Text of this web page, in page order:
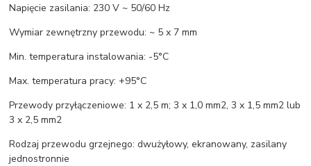
Napięcie zasilania: 230 V ~ 50/60 Hz
Wymiar zewnętrzny przewodu: ~ 5 x 7 mm
Min. temperatura instalowania: -5°C
Max. temperatura pracy: +95°C
Przewody przyłączeniowe: 1 x 2,5 m; 3 x 1,0 mm2, 3 x 1,5 mm2 lub
3 x 2,5 mm2
Rodzaj przewodu grzejnego: dwużyłowy, ekranowany, zasilany
jednostronnie